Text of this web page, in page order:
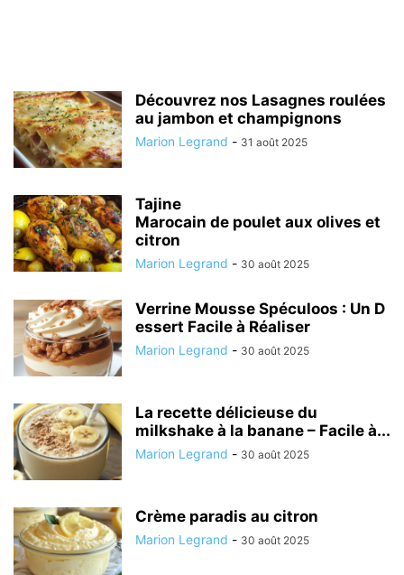
Découvrez nos Lasagnes roulées
au jambon et champignons
Marion Legrand - 31 août 2025
Tajine
Marocain de poulet aux olives et
citron
Marion Legrand - 30 août 2025
Verrine Mousse Spéculoos : Un D
essert Facile à Réaliser
Marion Legrand - 30 août 2025
La recette délicieuse du
milkshake à la banane – Facile à...
Marion Legrand - 30 août 2025
Crème paradis au citron
Marion Legrand - 30 août 2025